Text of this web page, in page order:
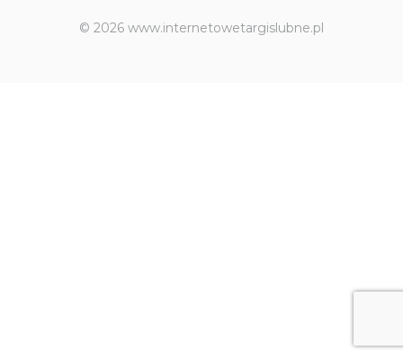
© 2026 www.internetowetargislubne.pl